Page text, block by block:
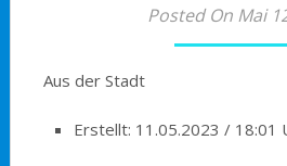
Posted On Mai
Aus der Stadt
Erstellt: 11.05.2023 / 18:01